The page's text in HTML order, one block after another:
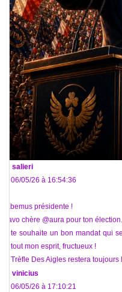
salieri
Le 06/05/26 à 16:54:36
Habemus présidente !
Bravo chère @aura pour ton élection.
Je te souhaite un bon mandat qui
de tout mon esprit, fructueux !
Le Trèfle Des Aigles restera
vinicius
Le 06/05/26 à 17:10:21